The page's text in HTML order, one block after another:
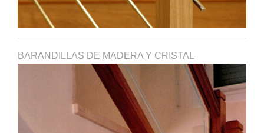
BARANDILLAS DE MADERA Y CRISTAL